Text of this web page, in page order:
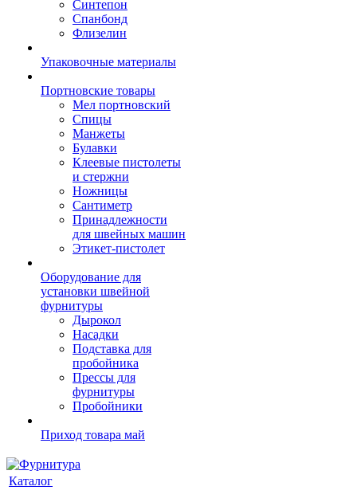
Синтепон
Спанбонд
Флизелин
Упаковочные материалы
Портновские товары
Мел портновский
Спицы
Манжеты
Булавки
Клеевые пистолеты
и стержни
Ножницы
Сантиметр
Принадлежности
для швейных машин
Этикет-пистолет
Оборудование для
установки швейной
фурнитуры
Дырокол
Насадки
Подставка для
пробойника
Прессы для
фурнитуры
Пробойники
Приход товара май
Каталог